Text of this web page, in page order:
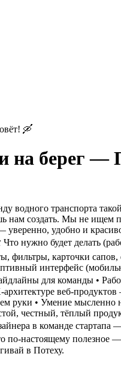
🛶
на берег —
водного транспорта
нам создать. Мы не ищем
уверенно, удобно и
нужно будет делать
фильтры, карточки
интерфейс
для команды •
веб-
руки • Умение мысленно
честный, тёплый
в команде стартапа —
по-настоящему полезное —
в Потеху.